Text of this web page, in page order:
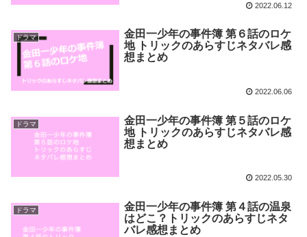
2022.06.12
ドラマ
金田一少年の事件簿 第６話のロケ
地 トリックのあらすじネタバレ感
想まとめ
2022.06.06
ドラマ
金田一少年の事件簿 第５話のロケ
地 トリックのあらすじネタバレ感
想まとめ
2022.05.30
ドラマ
金田一少年の事件簿 第４話の温泉
はどこ？トリックのあらすじネタ
バレ感想まとめ